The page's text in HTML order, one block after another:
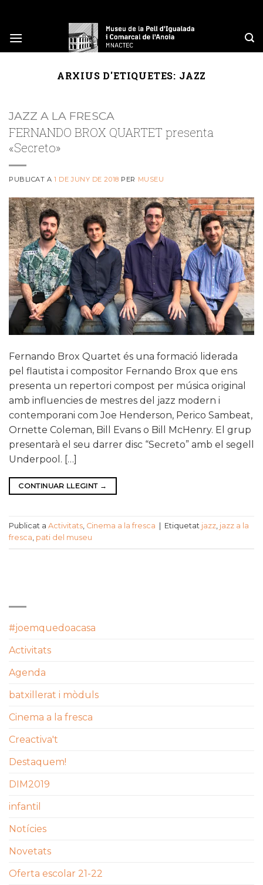
content
ARXIUS D'ETIQUETES: JAZZ
JAZZ A LA FRESCA
FERNANDO BROX QUARTET presenta
«Secreto»
PUBLICAT A1 DE JUNY DE 2018 PER MUSEU
Fernando Brox Quartet és una formació liderada
pel flautista i compositor Fernando Brox que ens
presenta un repertori compost per música original
amb influencies de mestres del jazz modern i
contemporani com Joe Henderson, Perico Sambeat,
Ornette Coleman, Bill Evans o Bill McHenry. El grup
presentarà el seu darrer disc “Secreto” amb el segell
Underpool. […]
CONTINUAR LLEGINT →
Publicat a Activitats, Cinema a la fresca Etiquetat jazz, jazz a la
fresca, pati del museu
#joemquedoacasa
Activitats
Agenda
batxillerat i mòduls
Cinema a la fresca
Creactiva't
Destaquem!
DIM2019
infantil
Notícies
Novetats
Oferta escolar 21-22